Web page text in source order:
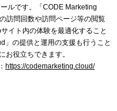
ルです。「CODE Marketing
訪問回数や訪問ページ等の閲覧
イト内の体験を最適化すること
」の提供と運用の支援も行うこと
お役立ちできます。
https://codemarketing.cloud/